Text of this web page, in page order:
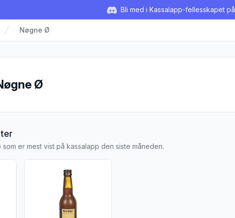
Bli med i Kassalapp-fellesskapet på
Nøgne Ø
Ø
fra Nøgne Ø
er mest vist på kassalapp den siste måneden.